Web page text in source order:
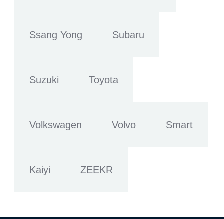
Ssang Yong Subaru
Suzuki Toyota
Volkswagen Volvo Smart
Kaiyi ZEEKR